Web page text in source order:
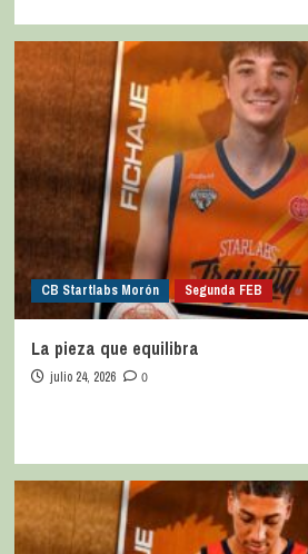
CB Startlabs Morón Segunda FEB
La pieza que equilibra
julio 24, 2026 0